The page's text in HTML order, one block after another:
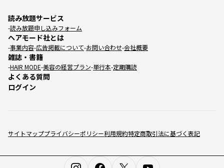
サイトマッププライバシーポリシー利用規約特定商取引法に基づく表記
読み放題サービス
読み放題申し込みフォーム
ヘアモード社とは
事業内容 広告掲載について お問い合わせ 会社概要
雑誌・書籍
HAIR MODE 美容の経営プラン 単行本 定期購読
よくある質問
ログイン